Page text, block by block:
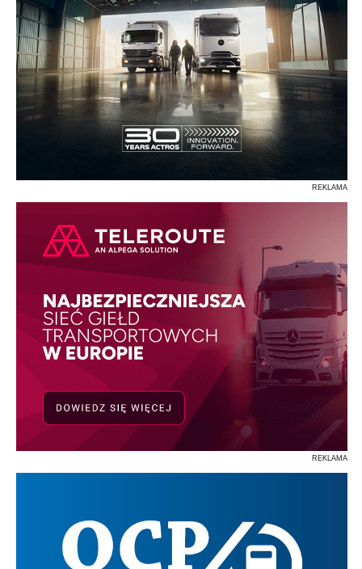
REKLAMA
REKLAMA